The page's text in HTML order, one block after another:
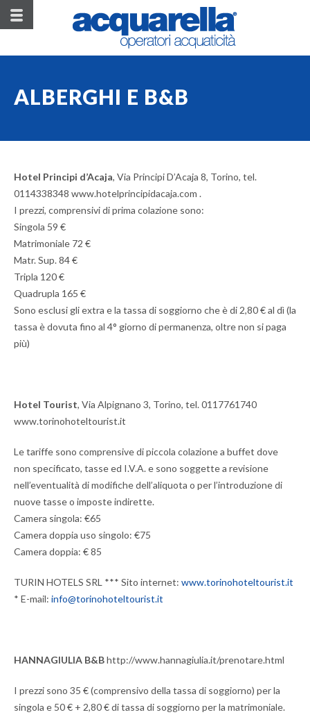
ALBERGHI E B&B
Hotel Principi d’Acaja, Via Principi D’Acaja 8, Torino, tel.
0114338348 www.hotelprincipidacaja.com .
I prezzi, comprensivi di prima colazione sono:
Singola 59 €
Matrimoniale 72 €
Matr. Sup. 84 €
Tripla 120 €
Quadrupla 165 €
Sono esclusi gli extra e la tassa di soggiorno che è di 2,80 € al dì (la
tassa è dovuta fino al 4° giorno di permanenza, oltre non si paga
più)
Hotel Tourist, Via Alpignano 3, Torino, tel. 0117761740
www.torinohoteltourist.it
Le tariffe sono comprensive di piccola colazione a buffet dove
non specificato, tasse ed I.V.A. e sono soggette a revisione
nell’eventualità di modifiche dell’aliquota o per l’introduzione di
nuove tasse o imposte indirette.
Camera singola: €65
Camera doppia uso singolo: €75
Camera doppia: € 85
TURIN HOTELS SRL *** Sito internet: www.torinohoteltourist.it
* E-mail: info@torinohoteltourist.it
HANNAGIULIA B&Bhttp://www.hannagiulia.it/prenotare.html
I prezzi sono 35 € (comprensivo della tassa di soggiorno) per la
singola e 50 € + 2,80 € di tassa di soggiorno per la matrimoniale.